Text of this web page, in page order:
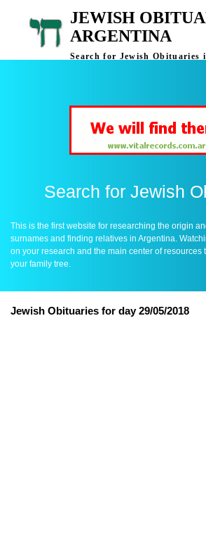
JEWISH
ARGENTINA
Search for Jewish Obituaries
Search for Jewish
This is the first website for researching the origin
surnames and finding relatives in Argentina.
on your research and the main center of resources
your family tree.
Jewish Obituaries for day 29/05/2018